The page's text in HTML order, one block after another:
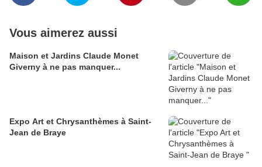
Vous aimerez aussi
Maison et Jardins Claude Monet
Giverny à ne pas manquer...
Expo Art et Chrysanthèmes à Saint-
Jean de Braye